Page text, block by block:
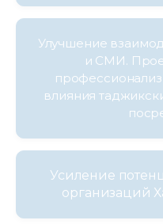
Улучшение
и СМИ.
влияния
Усиление
организаций